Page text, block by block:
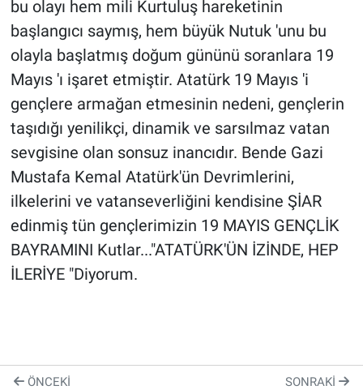
bu olayı hem mili Kurtuluş hareketinin
başlangıcı saymış, hem büyük Nutuk 'unu bu
olayla başlatmış doğum gününü soranlara 19
Mayıs 'ı işaret etmiştir. Atatürk 19 Mayıs 'i
gençlere armağan etmesinin nedeni, gençlerin
taşıdığı yenilikçi, dinamik ve sarsılmaz vatan
sevgisine olan sonsuz inancıdır. Bende Gazi
Mustafa Kemal Atatürk'ün Devrimlerini,
ilkelerini ve vatanseverliğini kendisine ŞİAR
edinmiş tün gençlerimizin 19 MAYIS GENÇLİK
BAYRAMINI Kutlar..."ATATÜRK'ÜN İZİNDE, HEP
İLERİYE "Diyorum.
ÖNCEKI SONRAKI